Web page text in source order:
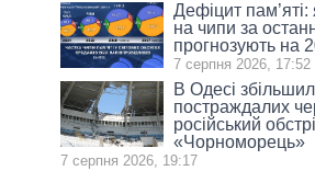
Дефіцит пам’яті:
на чипи за
прогнозують на
7 серпня 2026, 17:52
В Одесі
постраждалих
російський
«Чорноморець»
7 серпня 2026, 19:17